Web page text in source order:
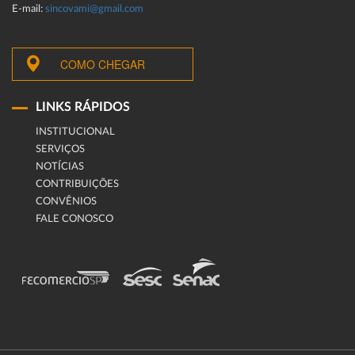
E-mail: sincovami@gmail.com
COMO CHEGAR
LINKS RÁPIDOS
INSTITUCIONAL
SERVIÇOS
NOTÍCIAS
CONTRIBUIÇÕES
CONVÊNIOS
FALE CONOSCO